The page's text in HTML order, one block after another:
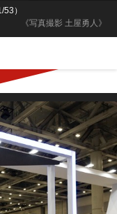
《写真撮影 土屋勇人》
）